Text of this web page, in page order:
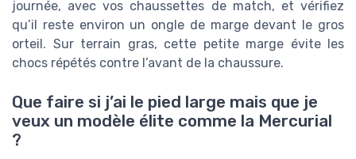
journée, avec vos chaussettes de match, et vérifiez
qu’il reste environ un ongle de marge devant le gros
orteil. Sur terrain gras, cette petite marge évite les
chocs répétés contre l’avant de la chaussure.
Que faire si j’ai le pied large mais que je
veux un modèle élite comme la Mercurial
?